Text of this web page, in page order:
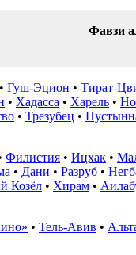
Фавзи
• Гуш-Эцион • Тират-
• Хадасса • Харель •
• Трезубец •
Филистия • Ицхак •
• Дани • Разруб •
Козёл • Хирам •
• Тель-Авив •